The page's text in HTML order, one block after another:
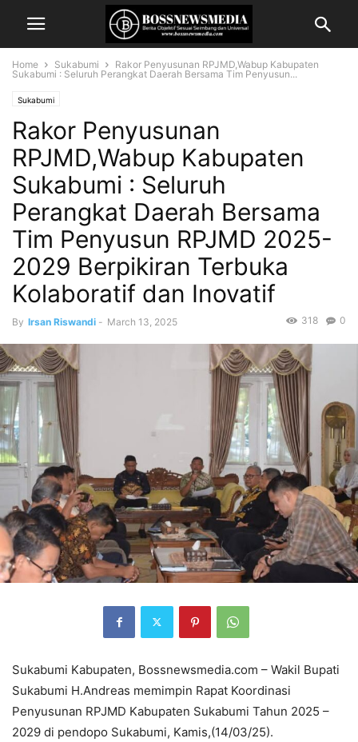
Home Sukabumi
Rakor Penyusunan RPJMD,Wabup Kabupaten
Sukabumi : Seluruh Perangkat Daerah Bersama Tim Penyusun...
Sukabumi
Rakor Penyusunan
RPJMD,Wabup Kabupaten
Sukabumi : Seluruh
Perangkat Daerah Bersama
Tim Penyusun RPJMD 2025-
2029 Berpikiran Terbuka
Kolaboratif dan Inovatif
By Irsan Riswandi - March 13, 2025 0
318
Sukabumi Kabupaten, Bossnewsmedia.com – Wakil Bupati
Sukabumi H.Andreas memimpin Rapat Koordinasi
Penyusunan RPJMD Kabupaten Sukabumi Tahun 2025 –
2029 di pendopo Sukabumi, Kamis,(14/03/25).